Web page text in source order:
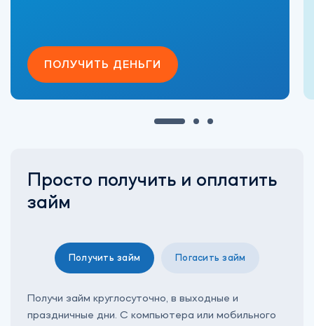
ПОЛУЧИТЬ ДЕНЬГИ
Просто получить и оплатить
займ
Получить займ Погасить займ
Получи займ круглосуточно, в выходные и
праздничные дни. С компьютера или мобильного